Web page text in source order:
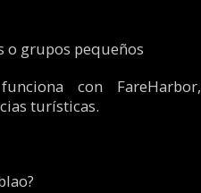
o grupos pequeños
con FareHarbor,
turísticas.